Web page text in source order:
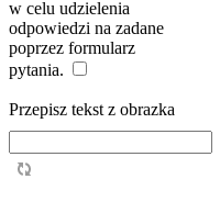
w celu udzielenia
odpowiedzi na zadane
poprzez formularz
pytania.
Przepisz tekst z obrazka